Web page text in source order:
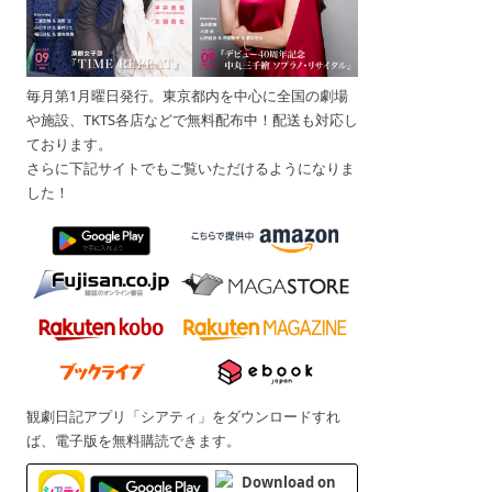
毎月第1月曜日発行。東京都内を中心に全国の劇場
や施設、TKTS各店などで無料配布中！配送も対応し
ております。
さらに下記サイトでもご覧いただけるようになりま
した！
観劇日記アプリ「シアティ」をダウンロードすれ
ば、電子版を無料購読できます。